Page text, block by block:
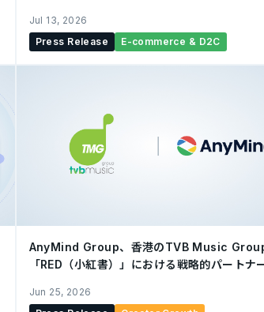
Jul 13, 2026
Press Release
E-commerce & D2C
AnyMind Group、香港のTVB Music
「RED（小紅書）」における戦略的パートナ
Jun 25, 2026